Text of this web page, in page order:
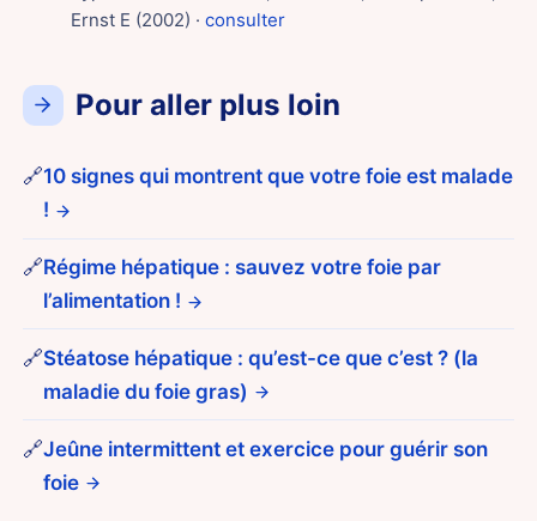
Ernst E (2002) · consulter
Pour aller plus loin
🔗10 signes qui montrent que votre foie est malade
!
🔗Régime hépatique : sauvez votre foie par
l’alimentation !
🔗Stéatose hépatique : qu’est-ce que c’est ? (la
maladie du foie gras)
🔗Jeûne intermittent et exercice pour guérir son
foie